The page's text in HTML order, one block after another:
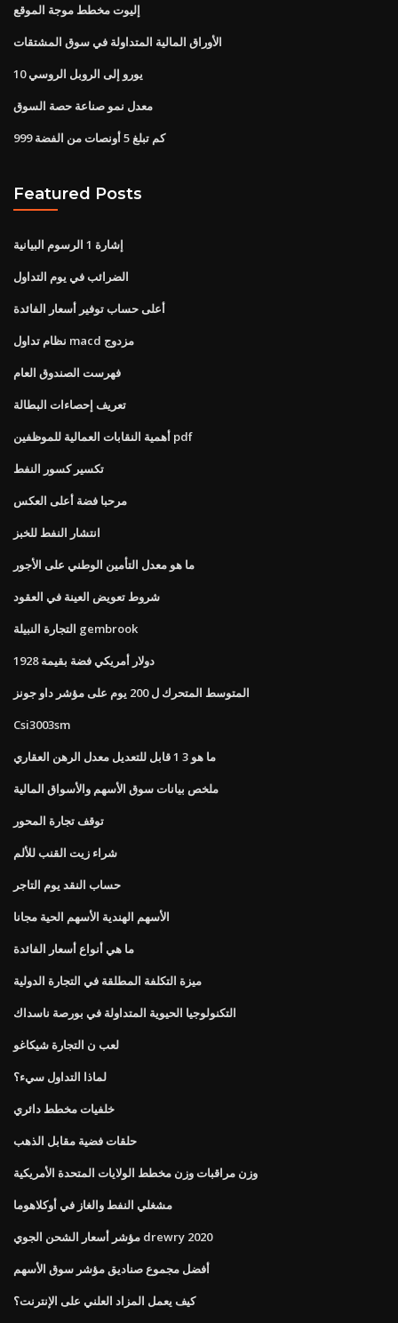
إليوت مخطط موجة الموقع
الأوراق المالية المتداولة في سوق المشتقات
10 يورو إلى الروبل الروسي
معدل نمو صناعة حصة السوق
كم تبلغ 5 أونصات من الفضة 999
Featured Posts
إشارة 1 الرسوم البيانية
الضرائب في يوم التداول
أعلى حساب توفير أسعار الفائدة
نظام تداول macd مزدوج
فهرست الصندوق العام
تعريف إحصاءات البطالة
أهمية النقابات العمالية للموظفين pdf
تكسير كسور النفط
مرحبا فضة أعلى العكس
انتشار النفط للخبز
ما هو معدل التأمين الوطني على الأجور
شروط تعويض العينة في العقود
التجارة النبيلة gembrook
1928 دولار أمريكي فضة بقيمة
المتوسط ​​المتحرك ل 200 يوم على مؤشر داو جونز
Csi3003sm
ما هو 3 1 قابل للتعديل معدل الرهن العقاري
ملخص بيانات سوق الأسهم والأسواق المالية
توقف تجارة المحور
شراء زيت القنب للألم
حساب النقد يوم التاجر
الأسهم الهندية الأسهم الحية مجانا
ما هي أنواع أسعار الفائدة
ميزة التكلفة المطلقة في التجارة الدولية
التكنولوجيا الحيوية المتداولة في بورصة ناسداك
لعب ن التجارة شيكاغو
لماذا التداول سيء؟
خلفيات مخطط دائري
حلقات فضية مقابل الذهب
وزن مراقبات وزن مخطط الولايات المتحدة الأمريكية
مشغلي النفط والغاز في أوكلاهوما
مؤشر أسعار الشحن الجوي drewry 2020
أفضل مجموع صناديق مؤشر سوق الأسهم
كيف يعمل المزاد العلني على الإنترنت؟